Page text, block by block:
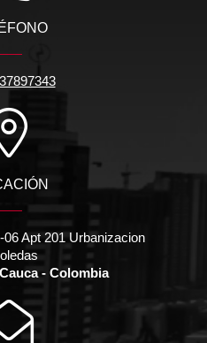
Apt 201 Urbanizacion
- Colombia